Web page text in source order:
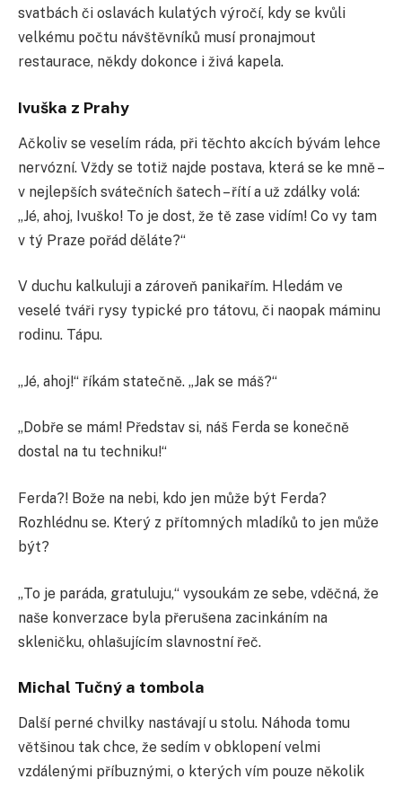
svatbách či oslavách kulatých výročí, kdy se kvůli
velkému počtu návštěvníků musí pronajmout
restaurace, někdy dokonce i živá kapela.
Ivuška z Prahy
Ačkoliv se veselím ráda, při těchto akcích bývám lehce
nervózní. Vždy se totiž najde postava, která se ke mně –
v nejlepších svátečních šatech – řítí a už zdálky volá:
„Jé, ahoj, Ivuško! To je dost, že tě zase vidím! Co vy tam
v tý Praze pořád děláte?“
V duchu kalkuluji a zároveň panikařím. Hledám ve
veselé tváři rysy typické pro tátovu, či naopak máminu
rodinu. Tápu.
„Jé, ahoj!“ říkám statečně. „Jak se máš?“
„Dobře se mám! Představ si, náš Ferda se konečně
dostal na tu techniku!“
Ferda?! Bože na nebi, kdo jen může být Ferda?
Rozhlédnu se. Který z přítomných mladíků to jen může
být?
„To je paráda, gratuluju,“ vysoukám ze sebe, vděčná, že
naše konverzace byla přerušena zacinkáním na
skleničku, ohlašujícím slavnostní řeč.
Michal Tučný a tombola
Další perné chvilky nastávají u stolu. Náhoda tomu
většinou tak chce, že sedím v obklopení velmi
vzdálenými příbuznými, o kterých vím pouze několik